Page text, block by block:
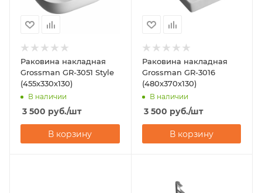
Раковина накладная
Grossman GR-3051 Style
(455х330х130)
В наличии
3 500 руб./шт
В корзину
Раковина накладная
Grossman GR-3016
(480х370х130)
В наличии
3 500 руб./шт
В корзину